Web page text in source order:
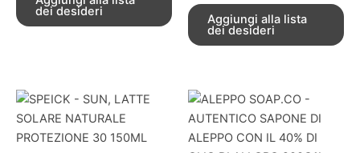
dei desideri
Aggiungi alla lista
dei desideri